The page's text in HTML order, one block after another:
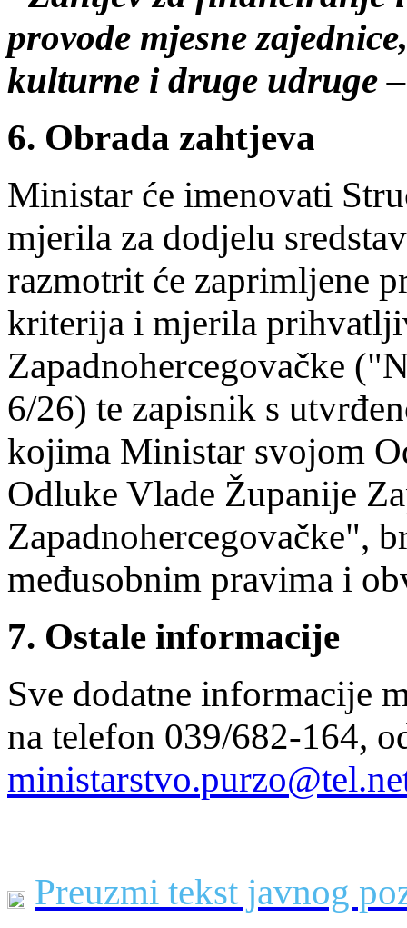
provode mjesne
kulturne i druge udruge
6. Obrada zahtjeva
Ministar će imenovati
mjerila za dodjelu
razmotrit će zaprimljene
kriterija i mjerila
Zapadnohercegovačke
6/26) te zapisnik s
kojima Ministar svojom
Odluke Vlade Županije
Zapadnohercegovačke",
međusobnim pravima i
7. Ostale informacije
Sve dodatne informacije
na telefon 039/682-164,
Preuzmi tekst javnog